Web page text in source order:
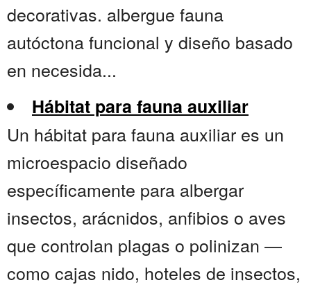
decorativas. albergue fauna
autóctona funcional y diseño basado
en necesida...
Hábitat para fauna auxiliar
Un hábitat para fauna auxiliar es un
microespacio diseñado
específicamente para albergar
insectos, arácnidos, anfibios o aves
que controlan plagas o polinizan —
como cajas nido, hoteles de insectos,